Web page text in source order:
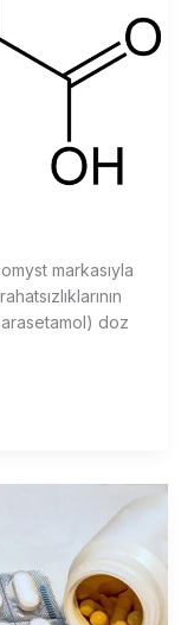
markasıyla
doz